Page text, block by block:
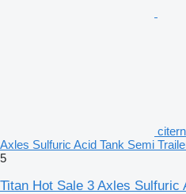
Axles Sulfuric Acid Tank Semi
5
Titan Hot Sale 3 Axles Sulfuric